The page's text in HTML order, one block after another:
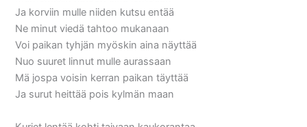
Ja korviin mulle niiden kutsu entää
Ne minut viedä tahtoo mukanaan
Voi paikan tyhjän myöskin aina näyttää
Nuo suuret linnut mulle aurassaan
Mä jospa voisin kerran paikan täyttää
Ja surut heittää pois kylmän maan